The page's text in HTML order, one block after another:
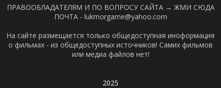
ПРАВООБЛАДАТЕЛЯМ И ПО ВОПРОСУ САЙТА → ЖМИ СЮДА
ПОЧТА - lukmorgame@yahoo.com
На сайте размещается только общедоступная иноформация
о фильмах - из общедоступных источников! Самих фильмов
или медиа файлов нет!
2025